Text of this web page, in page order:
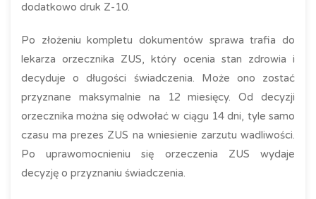
dodatkowo druk Z-10.
Po złożeniu kompletu dokumentów sprawa trafia do
lekarza orzecznika ZUS, który ocenia stan zdrowia i
decyduje o długości świadczenia. Może ono zostać
przyznane maksymalnie na 12 miesięcy. Od decyzji
orzecznika można się odwołać w ciągu 14 dni, tyle samo
czasu ma prezes ZUS na wniesienie zarzutu wadliwości.
Po uprawomocnieniu się orzeczenia ZUS wydaje
decyzję o przyznaniu świadczenia.